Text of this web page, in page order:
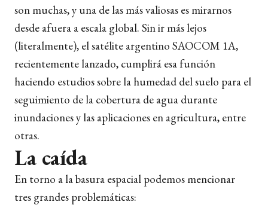
son muchas, y una de las más valiosas es mirarnos
desde afuera a escala global. Sin ir más lejos
(literalmente), el satélite argentino SAOCOM 1A,
recientemente lanzado, cumplirá esa función
haciendo estudios sobre la humedad del suelo para el
seguimiento de la cobertura de agua durante
inundaciones y las aplicaciones en agricultura, entre
otras.
La caída
En torno a la basura espacial podemos mencionar
tres grandes problemáticas: